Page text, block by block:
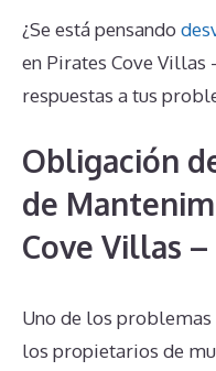
¿Se está pensando
en Pirates Cove Villas
respuestas a tus
Obligación
de
Cove Villas
Uno de los problemas
los propietarios de